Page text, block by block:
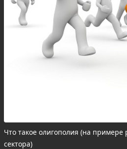
Что такое олигополия (на примере
сектора)